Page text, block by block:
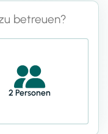
betreuen?
2 Personen